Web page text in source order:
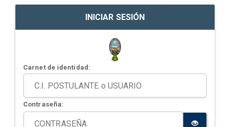
INICIAR SESIÓN
Carnet de identidad:
Contraseña: